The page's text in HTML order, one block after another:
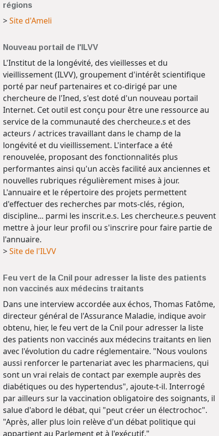
régions
>Site d'Ameli
Nouveau portail de l'ILVV
L'Institut de la longévité, des vieillesses et du
vieillissement (ILVV), groupement d'intérêt scientifique
porté par neuf partenaires et co-dirigé par une
chercheure de l'Ined, s'est doté d'un nouveau portail
Internet. Cet outil est conçu pour être une ressource au
service de la communauté des chercheur.e.s et des
acteurs / actrices travaillant dans le champ de la
longévité et du vieillissement. L'interface a été
renouvelée, proposant des fonctionnalités plus
performantes ainsi qu'un accès facilité aux anciennes et
nouvelles rubriques régulièrement mises à jour.
L'annuaire et le répertoire des projets permettent
d'effectuer des recherches par mots-clés, région,
discipline... parmi les inscrit.e.s. Les chercheur.e.s peuvent
mettre à jour leur profil ou s'inscrire pour faire partie de
l'annuaire.
>Site de l'ILVV
Feu vert de la Cnil pour adresser la liste des patients
non vaccinés aux médecins traitants
Dans une interview accordée aux échos, Thomas Fatôme,
directeur général de l'Assurance Maladie, indique avoir
obtenu, hier, le feu vert de la Cnil pour adresser la liste
des patients non vaccinés aux médecins traitants en lien
avec l'évolution du cadre réglementaire. "Nous voulons
aussi renforcer le partenariat avec les pharmaciens, qui
sont un vrai relais de contact par exemple auprès des
diabétiques ou des hypertendus", ajoute-t-il. Interrogé
par ailleurs sur la vaccination obligatoire des soignants, il
salue d'abord le débat, qui "peut créer un électrochoc".
"Après, aller plus loin relève d'un débat politique qui
appartient au Parlement et à l'exécutif."